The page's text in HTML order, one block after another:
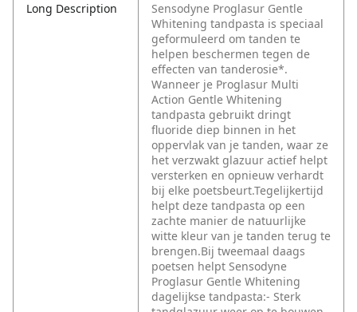
Long Description
Sensodyne Proglasur Gentle
Whitening tandpasta is speciaal
geformuleerd om tanden te
helpen beschermen tegen de
effecten van tanderosie*.
Wanneer je Proglasur Multi
Action Gentle Whitening
tandpasta gebruikt dringt
fluoride diep binnen in het
oppervlak van je tanden, waar ze
het verzwakt glazuur actief helpt
versterken en opnieuw verhardt
bij elke poetsbeurt.Tegelijkertijd
helpt deze tandpasta op een
zachte manier de natuurlijke
witte kleur van je tanden terug te
brengen.Bij tweemaal daags
poetsen helpt Sensodyne
Proglasur Gentle Whitening
dagelijkse tandpasta:- Sterk